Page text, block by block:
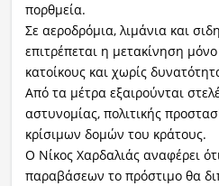
πορθμεία.
Σε αεροδρόμια, λιμάνια και
επιτρέπεται η μετακίνηση
κατοίκους και χωρίς
Από τα μέτρα εξαιρούνται
αστυνομίας, πολιτικής
κρίσιμων δομών του κράτους.
Ο Νίκος Χαρδαλιάς αναφέρει
παραβάσεων το πρόστιμο θα